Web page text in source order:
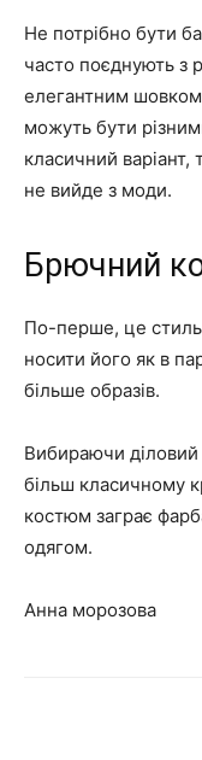
Не потрібно бути
часто поєднують з
елегантним
можуть бути
класичний
не вийде з моди.
Брючний
По-перше, це
носити його як в
більше образів.
Вибираючи діловий
більш класичному
костюм заграє
одягом.
Анна морозова